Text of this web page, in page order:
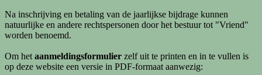
Na inschrijving en betaling van de jaarlijkse bijdrage kunnen
natuurlijke en andere rechtspersonen door het bestuur tot "Vriend"
worden benoemd.
Om het aanmeldingsformulier zelf uit te printen en in te vullen is
op deze website een versie in PDF-formaat aanwezig: